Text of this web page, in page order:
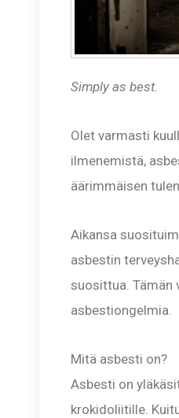
Simply as best.
Olet varmasti
ilmenemistä,
äärimmäisen
Aikansa
asbestin
suosittua. Tämän
asbestiongelmia.
Mitä asbesti on?
Asbesti on
krokidoliitille.